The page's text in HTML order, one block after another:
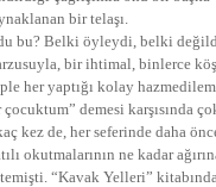
bir telaşı.
bu? Belki öyleydi, belki
bir ihtimal, binlerce
her yaptığı kolay
demesi karşısında
kez de, her seferinde daha
okutmalarının ne kadar
“Kavak Yelleri”